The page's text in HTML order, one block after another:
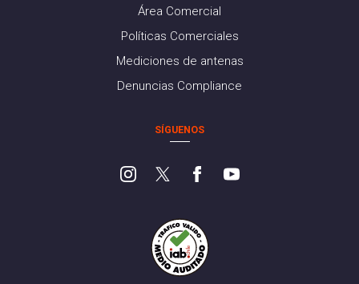
Área Comercial
Políticas Comerciales
Mediciones de antenas
Denuncias Compliance
SÍGUENOS